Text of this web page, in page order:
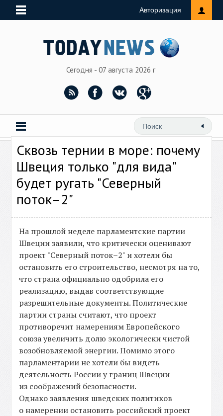
Авторизация
Сегодня - 07 августа 2026 г
Сквозь тернии в море: почему
Швеция только "для вида"
будет ругать "Северный
поток–2"
На прошлой неделе парламентские партии
Швеции заявили, что критически оценивают
проект "Северный поток–2" и хотели бы
остановить его строительство, несмотря на то,
что страна официально одобрила его
реализацию, выдав соответствующие
разрешительные документы. Политические
партии страны считают, что проект
противоречит намерениям Европейского
союза увеличить долю экологически чистой
возобновляемой энергии. Помимо этого
парламентарии не хотели бы видеть
деятельность России у границ Швеции
из соображений безопасности.
Однако заявления шведских политиков
о намерении остановить российский проект